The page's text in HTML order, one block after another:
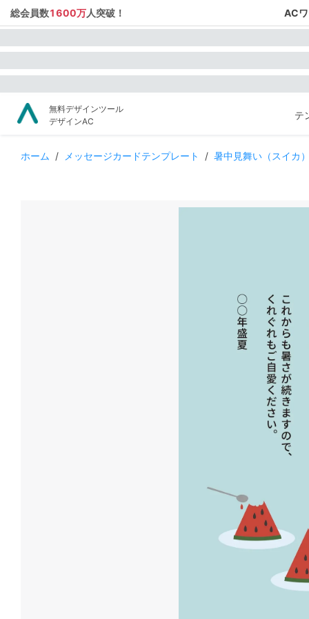
総会員数1600万人突破！ AC
無料デザインツール
デザインAC
テ
ホーム / メッセージカードテンプレート / 暑中見舞い（スイカ）